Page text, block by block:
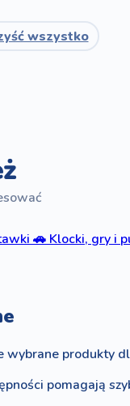
wszystko
🚗 Klocki, gry i
produkty
pomagają